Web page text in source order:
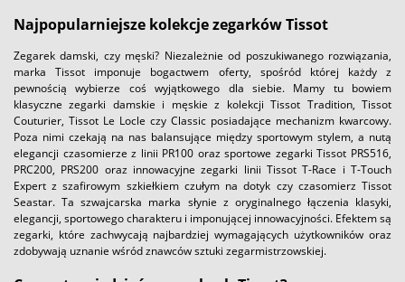
Najpopularniejsze kolekcje zegarków Tissot
Zegarek damski, czy męski? Niezależnie od poszukiwanego rozwiązania,
marka Tissot imponuje bogactwem oferty, spośród której każdy z
pewnością wybierze coś wyjątkowego dla siebie. Mamy tu bowiem
klasyczne zegarki damskie i męskie z kolekcji Tissot Tradition, Tissot
Couturier, Tissot Le Locle czy Classic posiadające mechanizm kwarcowy.
Poza nimi czekają na nas balansujące między sportowym stylem, a nutą
elegancji czasomierze z linii PR100 oraz sportowe zegarki Tissot PRS516,
PRC200, PRS200 oraz innowacyjne zegarki linii Tissot T-Race i T-Touch
Expert z szafirowym szkiełkiem czułym na dotyk czy czasomierz Tissot
Seastar. Ta szwajcarska marka słynie z oryginalnego łączenia klasyki,
elegancji, sportowego charakteru i imponującej innowacyjności. Efektem są
zegarki, które zachwycają najbardziej wymagających użytkowników oraz
zdobywają uznanie wśród znawców sztuki zegarmistrzowskiej.